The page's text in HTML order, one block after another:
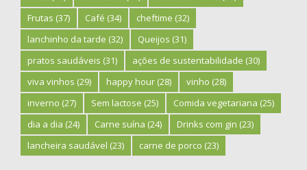
Frutas (37) Café (34) cheftime (32)
lanchinho da tarde (32) Queijos (31)
pratos saudáveis (31) ações de sustentabilidade (30)
viva vinhos (29) happy hour (28) vinho (28)
inverno (27) Sem lactose (25) Comida vegetariana (25)
dia a dia (24) Carne suína (24) Drinks com gin (23)
lancheira saudável (23) carne de porco (23)